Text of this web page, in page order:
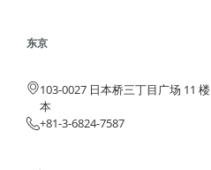
东京
103-0027 日本桥三丁目广场 11
本
+81-3-6824-7587